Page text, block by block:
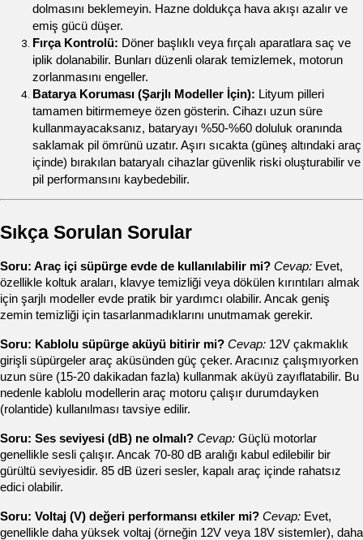
dolmasını beklemeyin. Hazne doldukça hava akışı azalır ve
emiş gücü düşer.
Fırça Kontrolü: Döner başlıklı veya fırçalı aparatlara saç ve
iplik dolanabilir. Bunları düzenli olarak temizlemek, motorun
zorlanmasını engeller.
Batarya Koruması (Şarjlı Modeller İçin): Lityum pilleri
tamamen bitirmemeye özen gösterin. Cihazı uzun süre
kullanmayacaksanız, bataryayı %50-%60 doluluk oranında
saklamak pil ömrünü uzatır. Aşırı sıcakta (güneş altındaki araç
içinde) bırakılan bataryalı cihazlar güvenlik riski oluşturabilir ve
pil performansını kaybedebilir.
Sıkça Sorulan Sorular
Soru: Araç içi süpürge evde de kullanılabilir mi? Cevap: Evet,
özellikle koltuk araları, klavye temizliği veya dökülen kırıntıları almak
için şarjlı modeller evde pratik bir yardımcı olabilir. Ancak geniş
zemin temizliği için tasarlanmadıklarını unutmamak gerekir.
Soru: Kablolu süpürge aküyü bitirir mi? Cevap: 12V çakmaklık
girişli süpürgeler araç aküsünden güç çeker. Aracınız çalışmıyorken
uzun süre (15-20 dakikadan fazla) kullanmak aküyü zayıflatabilir. Bu
nedenle kablolu modellerin araç motoru çalışır durumdayken
(rolantide) kullanılması tavsiye edilir.
Soru: Ses seviyesi (dB) ne olmalı? Cevap: Güçlü motorlar
genellikle sesli çalışır. Ancak 70-80 dB aralığı kabul edilebilir bir
gürültü seviyesidir. 85 dB üzeri sesler, kapalı araç içinde rahatsız
edici olabilir.
Soru: Voltaj (V) değeri performansı etkiler mi? Cevap: Evet,
genellikle daha yüksek voltaj (örneğin 12V veya 18V sistemler), daha